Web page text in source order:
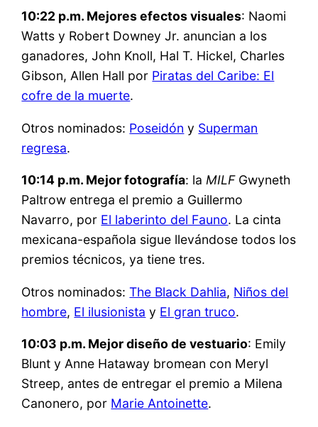
10:22 p.m. Mejores efectos visuales: Naomi
Watts y Robert Downey Jr. anuncian a los
ganadores, John Knoll, Hal T. Hickel, Charles
Gibson, Allen Hall por Piratas del Caribe: El
cofre de la muerte.
Otros nominados: Poseidón y Superman
regresa.
10:14 p.m. Mejor fotografía: la MILFGwyneth
Paltrow entrega el premio a Guillermo
Navarro, por El laberinto del Fauno. La cinta
mexicana-española sigue llevándose todos los
premios técnicos, ya tiene tres.
Otros nominados:The Black Dahlia, Niños del
hombre, El ilusionista y El gran truco.
10:03 p.m. Mejor diseño de vestuario: Emily
Blunt y Anne Hataway bromean con Meryl
Streep, antes de entregar el premio a Milena
Canonero, por Marie Antoinette.